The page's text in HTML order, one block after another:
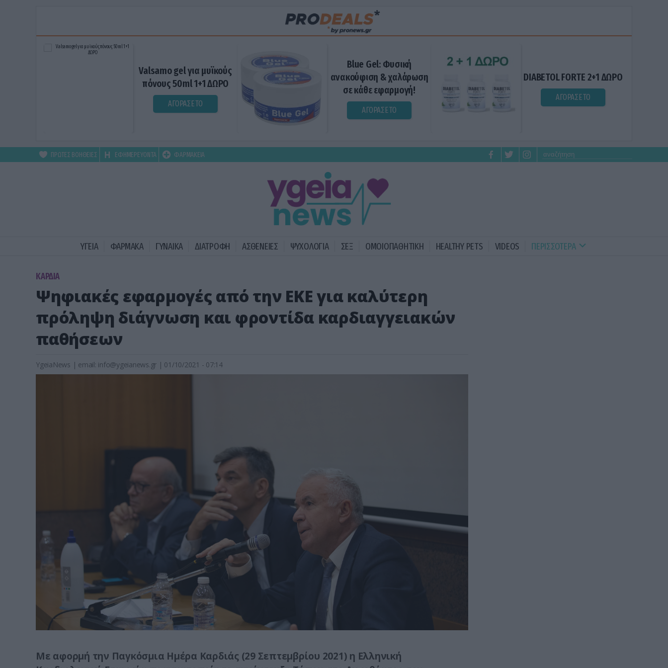
Valsamo gel για μυϊκούς
πόνους 50ml 1+1 ΔΩΡΟ
ΑΓΟΡΑΣΕ ΤΟ
Blue Gel: Φυσική
ανακούφιση & χαλάρωση
σε κάθε εφαρμογή!
ΑΓΟΡΑΣΕ ΤΟ
DIABETOL FORTE 2+1 ΔΩΡΟ
ΑΓΟΡΑΣΕ ΤΟ
ΠΡΩΤΕΣ ΒΟΗΘΕΙΕΣ ΕΦΗΜΕΡΕΥΟΝΤΑ ΦΑΡΜΑΚΕΙΑ
ΥΓΕΙΑ ΦΑΡΜΑΚΑ ΓΥΝΑΙΚΑ ΔΙΑΤΡΟΦΗ ΑΣΘΕΝΕΙΕΣ ΨΥΧΟΛΟΓΙΑ ΣΕΞ ΟΜΟΙΟΠΑΘΗΤΙΚΗ HEALTHY PETS VIDEOS ΠΕΡΙΣΣΟΤΕΡΑ
KΑΡΔΙΑ
Ψηφιακές εφαρμογές από την ΕΚΕ για καλύτερη
πρόληψη διάγνωση και φροντίδα καρδιαγγειακών
παθήσεων
YgeiaNews | email: info@ygeianews.gr | 01/10/2021 - 07:14
Με αφορμή την Παγκόσμια Ημέρα Καρδιάς (29 Σεπτεμβρίου 2021) η Ελληνική